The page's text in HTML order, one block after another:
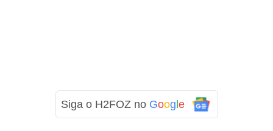
Siga o H2FOZ no Goog e